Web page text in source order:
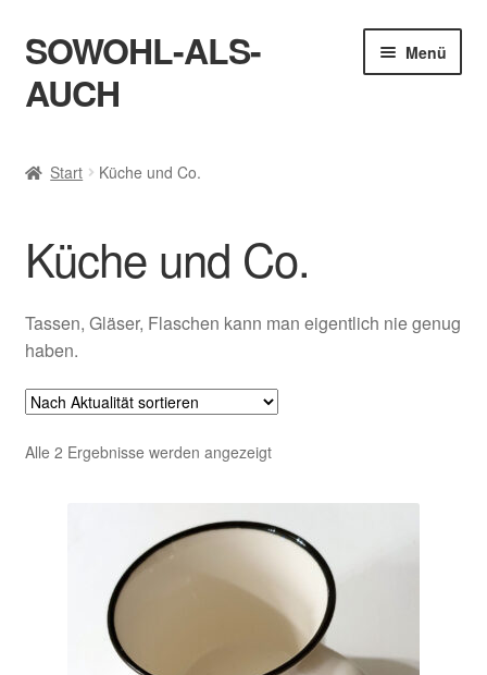
Zur
Navigation
springen
Zum
Inhalt
springen
SOWOHL-ALS-
AUCH
Menü
Bestellung abgeschlossen
Blog
Sample Page
Start Küche und Co.
Küche und Co.
Tassen, Gläser, Flaschen kann man eigentlich nie genug
haben.
Alle 2 Ergebnisse werden angezeigtNach
sortiert